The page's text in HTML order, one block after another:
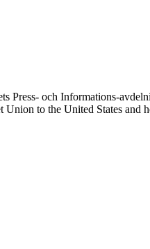
Press- och Informations-
to the United States